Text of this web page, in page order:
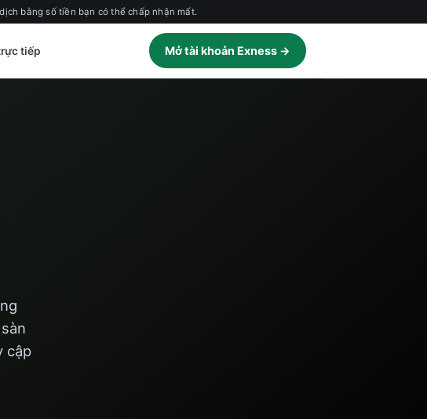
bằng số tiền bạn có thể chấp nhận mất.
tiếp Mở tài khoản Exness →
cập